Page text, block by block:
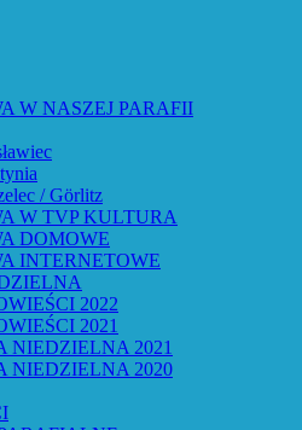
Lubaniu
Boże Roku
W NASZEJ PARAFII
/ Görlitz
W TVP KULTURA
DOMOWE
INTERNETOWE
2022
2021
NIEDZIELNA 2021
NIEDZIELNA 2020